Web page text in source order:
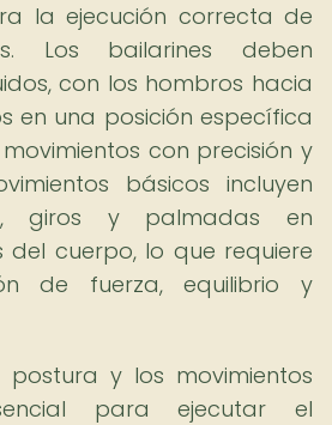
la ejecución correcta de
Los bailarines deben
con los hombros hacia
en una posición específica
con precisión y
básicos incluyen
giros y palmadas en
del cuerpo, lo que requiere
de fuerza, equilibrio y
y los movimientos
para ejecutar el